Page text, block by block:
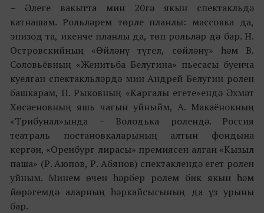
– Әлеге вакытта мин 20гә якын спектакльдә
катнашам. Рольләрем төрле планлы: массовка да,
эпизод та, икенче планлы да, төп рольләр дә бар. Н.
Островскийның «Өйләнү түгел, сөйләнү» һәм В.
Соловьёвның «Женитьба Белугина» пьесасы буенча
куелган спектакльләрдә мин Андрей Белугин ролен
башкарам, П. Рыковның «Каргалы егете»ендә Әхмәт
Хөсәеновның яшь чагын уйныйм, А. Макаёнокның
«Трибунал»ында –Володька ролендә. Россия
театраль постановкаларының алтын фондына
кергән, «Оренбург лирасы» премиясен алган «Кызыл
паша» (Р. Аюпов, Р. Абянов) спектаклендә егет ролен
уйным. Минем өчен һәрбер ролем бик якын һәм
йөрәгемдә аларның һәркайсысының да үз урыны
бар.